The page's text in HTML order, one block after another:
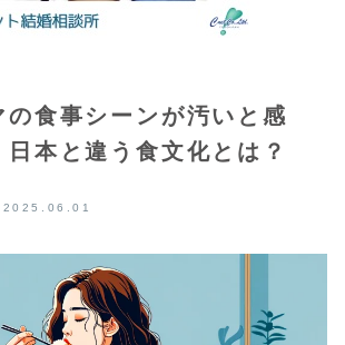
の食事シーンが汚いと感
日本と違う食文化とは？
2025.06.01